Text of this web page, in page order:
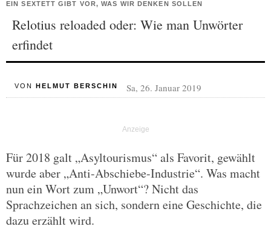
EIN SEXTETT GIBT VOR, WAS WIR DENKEN SOLLEN
Relotius reloaded oder: Wie man Unwörter
erfindet
VON HELMUT BERSCHIN Sa, 26. Januar 2019
Für 2018 galt „Asyltourismus“ als Favorit, gewählt
wurde aber „Anti-Abschiebe-Industrie“. Was macht
nun ein Wort zum „Unwort“? Nicht das
Sprachzeichen an sich, sondern eine Geschichte, die
dazu erzählt wird.